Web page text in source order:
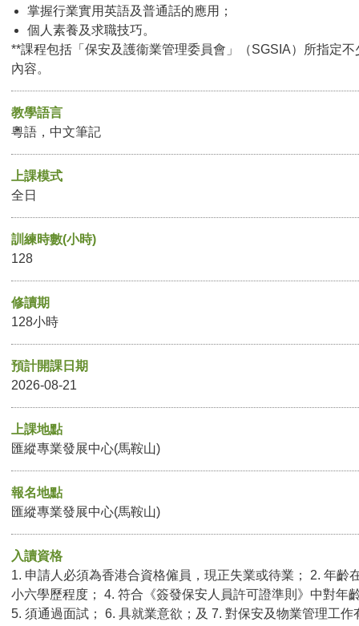
掌握行業實用英語及普通話的應用；
個人素養及求職技巧。
**課程包括「保安及護衞業管理委員會」（SGSIA）所指定
內容。
教學語言
粵語，中文筆記
上課模式
全日
訓練時數(小時)
128
修讀期
128小時
預計開課日期
2026-08-21
上課地點
匯縱專業發展中心(馬鞍山)
報名地點
匯縱專業發展中心(馬鞍山)
入讀資格
1. 申請人必須為香港合資格僱員，現正失業或待業； 2. 年齡
小六學歷程度； 4. 符合《簽發保安人員許可證準則》中對年
5. 須通過面試； 6. 具就業意欲；及 7. 對保安及物業管理工作